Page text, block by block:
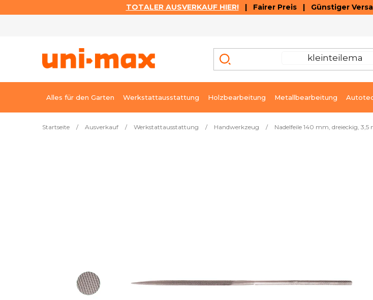
TOTALER AUSVERKAUF HIER!| Fairer Preis | Günstiger
Alles für den Garten Werkstattausstattung Holzbearbeitung Metallbearbeitung
Startseite / Ausverkauf / Werkstattausstattung / Handwerkzeug / Nadelfeile 140 mm, dreieckig, 3,5